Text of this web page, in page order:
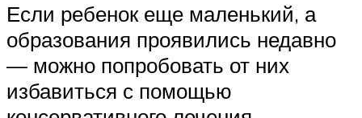
Если ребенок еще маленький, а
образования проявились недавно
— можно попробовать от них
избавиться с помощью